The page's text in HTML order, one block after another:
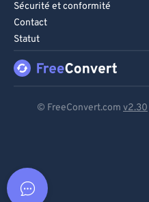
Sécurité et conformité
Contact
Statut
© FreeConvert.com v2.30